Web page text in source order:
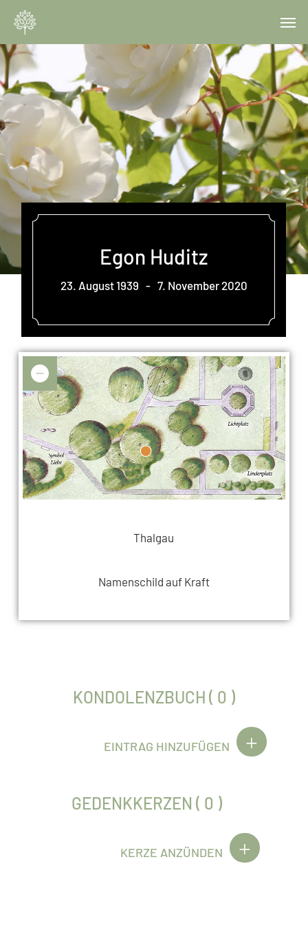
main
content
Egon Huditz
23. August 1939 - 7. November 2020
Thalgau
Namenschild auf Kraft
KONDOLENZBUCH ( 0 )
EINTRAG HINZUFÜGEN
GEDENKKERZEN ( 0 )
KERZE ANZÜNDEN